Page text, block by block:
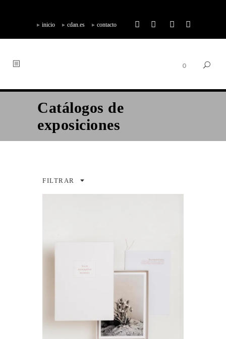
inicio cdan.es contacto
0
Catálogos de
exposiciones
FILTRAR